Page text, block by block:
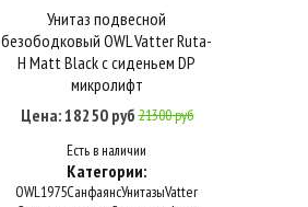
В корзину
Купить в один клик
Унитаз подвесной
безободковый OWL Vatter Ruta-
H Matt Black с сиденьем DP
микролифт
Цена: 18250 руб21300 руб
Есть в наличии
Категории:
OWL1975СанфаянсУнитазыVatter